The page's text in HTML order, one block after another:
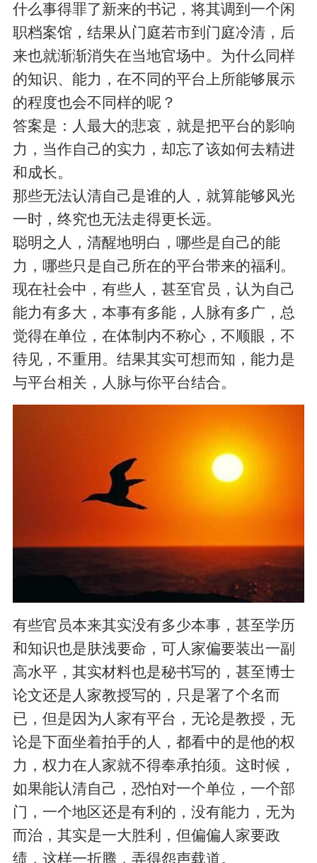
什么事得罪了新来的书记，将其调到一个闲
职档案馆，结果从门庭若市到门庭冷清，后
来也就渐渐消失在当地官场中。为什么同样
的知识、能力，在不同的平台上所能够展示
的程度也会不同样的呢？
答案是：人最大的悲哀，就是把平台的影响
力，当作自己的实力，却忘了该如何去精进
和成长。
那些无法认清自己是谁的人，就算能够风光
一时，终究也无法走得更长远。
聪明之人，清醒地明白，哪些是自己的能
力，哪些只是自己所在的平台带来的福利。
现在社会中，有些人，甚至官员，认为自己
能力有多大，本事有多能，人脉有多广，总
觉得在单位，在体制内不称心，不顺眼，不
待见，不重用。结果其实可想而知，能力是
与平台相关，人脉与你平台结合。
有些官员本来其实没有多少本事，甚至学历
和知识也是肤浅要命，可人家偏要装出一副
高水平，其实材料也是秘书写的，甚至博士
论文还是人家教授写的，只是署了个名而
已，但是因为人家有平台，无论是教授，无
论是下面坐着拍手的人，都看中的是他的权
力，权力在人家就不得奉承拍须。这时候，
如果能认清自己，恐怕对一个单位，一个部
门，一个地区还是有利的，没有能力，无为
而治，其实是一大胜利，但偏偏人家要政
绩，这样一折腾，弄得怨声载道。